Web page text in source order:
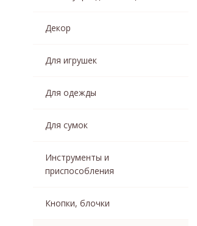
Декор
Для игрушек
Для одежды
Для сумок
Инструменты и
приспособления
Кнопки, блочки